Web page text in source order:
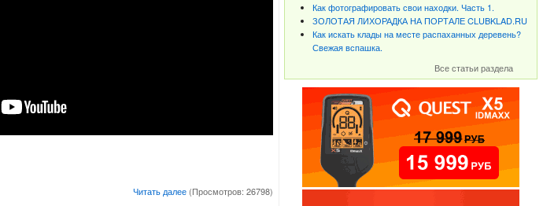
Читать далее (Просмотров: 26798)
Как фотографировать свои находки. Часть 1.
ЗОЛОТАЯ ЛИХОРАДКА НА ПОРТАЛЕ CLUBKLAD.RU
Как искать клады на месте распаханных деревень?
Свежая вспашка.
Все статьи раздела